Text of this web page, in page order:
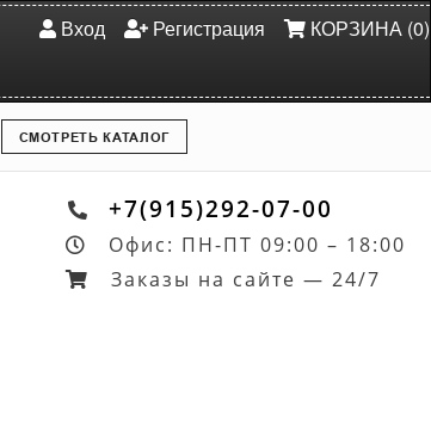
Вход Регистрация КОРЗИНА (0)
СМОТРЕТЬ КАТАЛОГ
+7(915)292-07-00
Офис: ПН-ПТ 09:00 – 18:00
Заказы на сайте — 24/7